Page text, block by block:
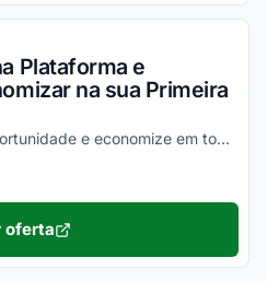
Plataforma e
na sua Primeira
Não perca a sua melhor oportunidade e economize em todas as suas compras da melhor maneira possível!
oferta